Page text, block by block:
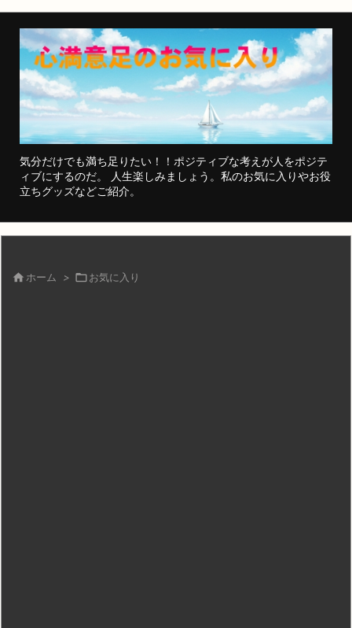
気分だけでも満ち足りたい！！ポジティブな考えが人をポジテ
ィブにするのだ。 人生楽しみましょう。私のお気に入りやお役
立ちグッズなどご紹介。
 ホーム > お気に入り